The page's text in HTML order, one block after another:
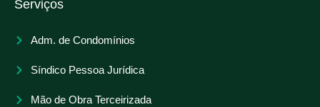
Serviços
Adm. de Condomínios
Síndico Pessoa Jurídica
Mão de Obra Terceirizada